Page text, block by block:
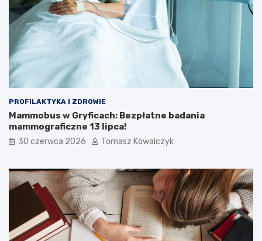
PROFILAKTYKA I ZDROWIE
Mammobus w Gryficach: Bezpłatne badania
mammograficzne 13 lipca!
30 czerwca 2026 Tomasz Kowalczyk